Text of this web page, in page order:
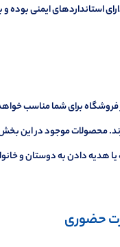
ایمنی بوده و
برای شما مناسب
محصولات موجود در این بخش
یا هدیه دادن به دوستان و
حضوری